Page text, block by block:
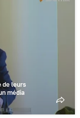
de leurs
média